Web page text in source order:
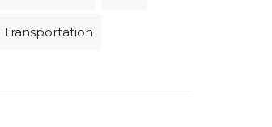
Transportation